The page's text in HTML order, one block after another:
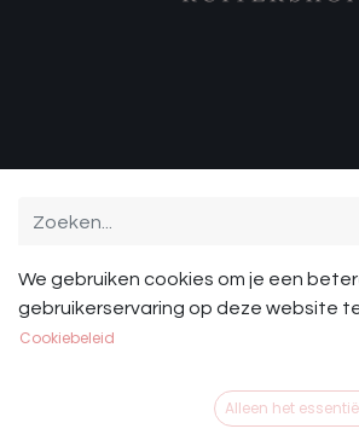
Paard Sale
We gebruiken cookies om je een
gebruikerservaring op deze website
Cookiebeleid
Alleen het